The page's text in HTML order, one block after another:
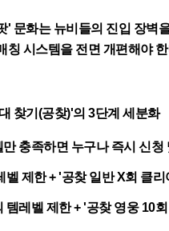
' 문화는 뉴비들의 진입 장벽
칭 시스템을 전면 개편해야
찾기(공찾)'의 3단계 세분화
충족하면 누구나 즉시 신청
벨 제한 + '공찾 일반 X회 클
템레벨 제한 + '공찾 영웅 10